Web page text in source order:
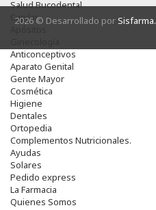
Salud Bucodental
Capilar
Anticonceptivos
Aparato Genital
Gente Mayor
Cosmética
Higiene
Dentales
Ortopedia
Complementos Nutricionales.
Ayudas
Solares
Pedido express
La Farmacia
Quienes Somos
2026 © Desarrollado porSisfarma.